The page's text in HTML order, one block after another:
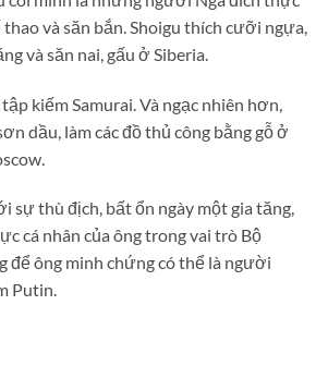
thao và săn bắn. Shoigu thích cưỡi ngựa,
và săn nai, gấu ở Siberia.
kiếm Samurai. Và ngạc nhiên hơn,
dầu, làm các đồ thủ công bằng gỗ ở
sự thù địch, bất ổn ngày một gia tăng,
cá nhân của ông trong vai trò Bộ
để ông minh chứng có thể là người
Putin.